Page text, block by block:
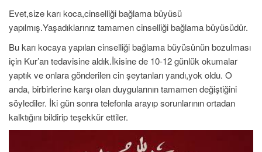
Evet,size karı koca,cinselliği bağlama büyüsü
yapılmış.Yaşadıklarınız tamamen cinselliği bağlama büyüsüdür.
Bu karı kocaya yapılan cinselliği bağlama büyüsünün bozulması
için Kur’an tedavisine aldık.İkisine de 10-12 günlük okumalar
yaptık ve onlara gönderilen cin şeytanları yandı,yok oldu. O
anda, birbirlerine karşı olan duygularının tamamen değiştiğini
söylediler. İki gün sonra telefonla arayıp sorunlarının ortadan
kalktığını bildirip teşekkür ettiler.